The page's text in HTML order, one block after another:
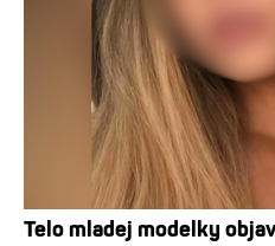
Telo mladej modelky